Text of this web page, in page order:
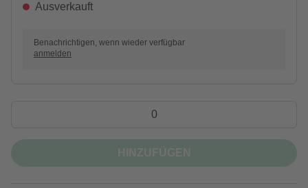
Ausverkauft
Benachrichtigen, wenn wieder verfügbar
anmelden